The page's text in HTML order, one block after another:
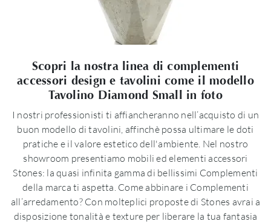
Scopri la nostra linea di complementi
accessori design e tavolini come il modello
Tavolino Diamond Small in foto
I nostri professionisti ti affiancheranno nell’acquisto di un
buon modello di tavolini, affinchè possa ultimare le doti
pratiche e il valore estetico dell'ambiente. Nel nostro
showroom presentiamo mobili ed elementi accessori
Stones: la quasi infinita gamma di bellissimi Complementi
della marca ti aspetta. Come abbinare i Complementi
all’arredamento? Con molteplici proposte di Stones avrai a
disposizione tonalità e texture per liberare la tua fantasia